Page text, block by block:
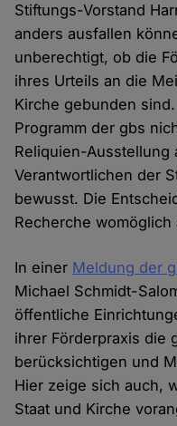
Stiftungs-Vorstand
anders ausfallen
unberechtigt, ob die
ihres Urteils an die
Kirche gebunden
Programm der gbs
Reliquien-Ausstellung
Verantwortlichen der
bewusst. Die
Recherche
In einer Meldung der
Michael Schmidt-
öffentliche
ihrer Förderpraxis die
berücksichtigen und
Hier zeige sich auch,
Staat und Kirche